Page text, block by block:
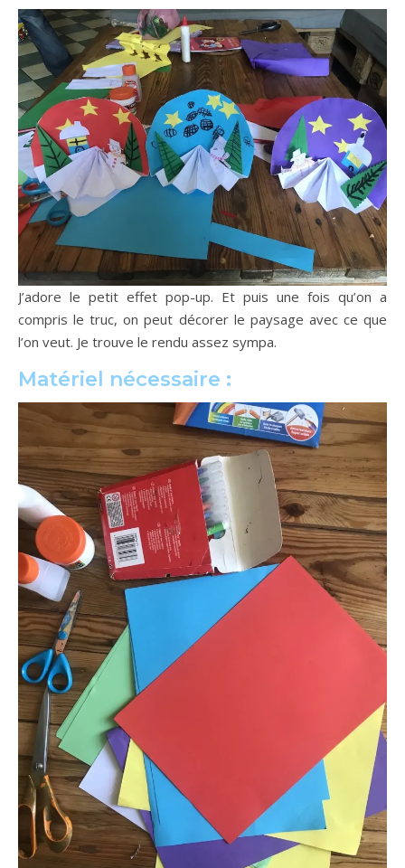
J’adore le petit effet pop-up. Et puis une fois qu’on a
compris le truc, on peut décorer le paysage avec ce que
l’on veut. Je trouve le rendu assez sympa.
Matériel nécessaire :